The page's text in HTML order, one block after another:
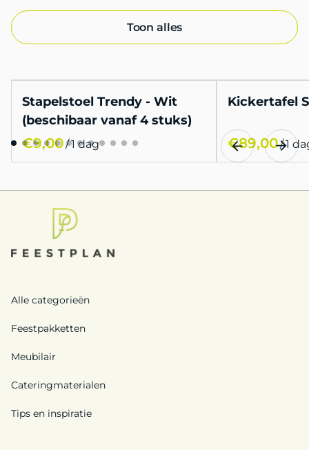
Toon alles
Stapelstoel Trendy - Wit
(beschibaar vanaf 4 stuks)
/
Kickertafel
/
Alle categorieën
Feestpakketten
Meubilair
Cateringmaterialen
Tips en inspiratie